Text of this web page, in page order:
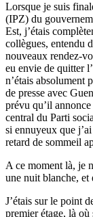
Lorsque je suis
(IPZ) du
Est, j’étais
collègues, entendu
nouveaux rendez-
eu envie de quitter
n’étais absolument
de presse avec
prévu qu’il
central du Parti
si ennuyeux que
retard de sommeil
A ce moment là, je
une nuit blanche, et
J’étais sur le point
premier étage, là